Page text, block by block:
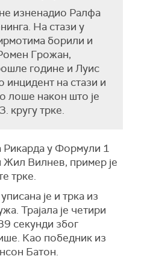
изненадио Ралфа
На стази у
борили и
Грожан,
године и Луис
инцидент на стази и
лоше након што је
кругу трке.
Рикарда у Формули 1
Жил Вилнев, пример је
трке.
је и трка из
Трајала је четири
секунди због
Као победник из
Батон.